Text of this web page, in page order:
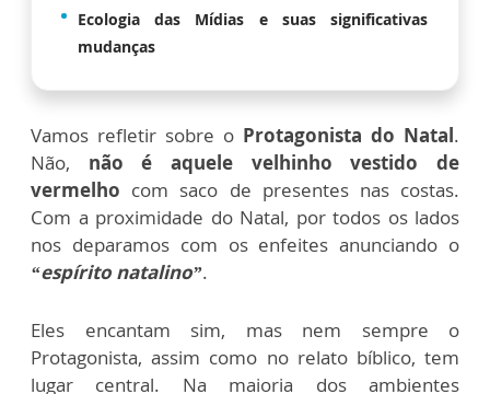
Ecologia das Mídias e suas significativas
mudanças
Vamos refletir sobre o Protagonista do Natal.
Não, não é aquele velhinho vestido de
vermelho com saco de presentes nas costas.
Com a proximidade do Natal, por todos os lados
nos deparamos com os enfeites anunciando o
“espírito natalino”.
Eles encantam sim, mas nem sempre o
Protagonista, assim como no relato bíblico, tem
lugar central. Na maioria dos ambientes